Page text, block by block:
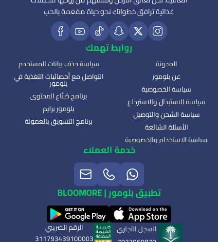
غذائية ترافق خطواتكِ نحو حياة مفعمة بالحب
روابط تهمك
المدونة
عن بلومور
سياسة الخصوصية
سياسة الاستبدال والاسترجاع
سياسة الشحن والتوصيل
الأسئلة الشائعة
سياسة الاستخدام والخصوصية
سياسة حذف بيانات المستخدم
التواصل مع أخصائيات التغذية في
بلومور
برنامج صُنّاع المحتوى
بلومور برايم
برنامج التسويق بالعمولة
خدمة العملاء
تطبيق بلومور | BLOOMORE
السجل التجاري
الرقم الضريبي
311793439100003